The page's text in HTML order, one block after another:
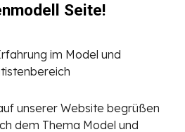
Seite!
im Model und
unserer Website begrüßen
dem Thema Model und